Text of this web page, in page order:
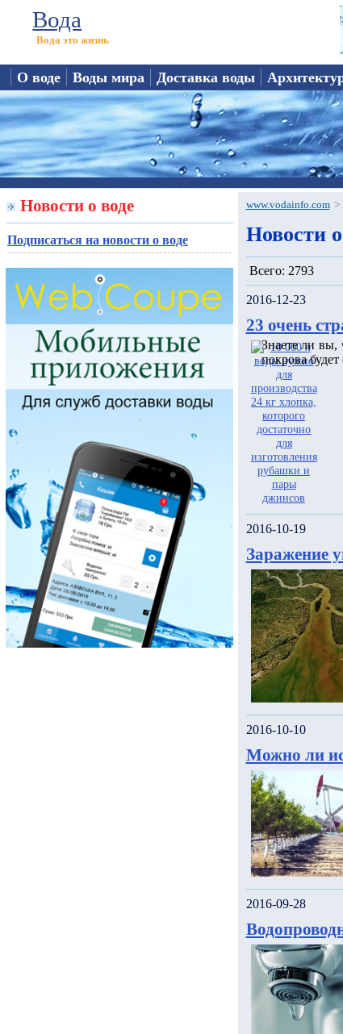
Вода
Вода это жизнь
О воде Воды мира Доставка воды
Новости о воде
Подписаться на новости о воде
www.vodainfo.com >
Новости
Всего: 2793
2016-12-23
23 очень
Знаете ли вы,
покрова будет
2016-10-19
Заражение
2016-10-10
Можно ли
2016-09-28